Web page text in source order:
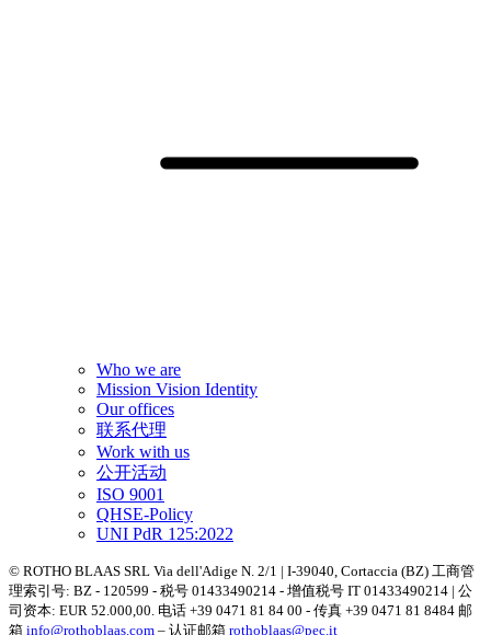
Who we are
Mission Vision Identity
Our offices
联系代理
Work with us
公开活动
ISO 9001
QHSE-Policy
UNI PdR 125:2022
© ROTHO BLAAS SRL Via dell'Adige N. 2/1 | I-39040, Cortaccia (BZ) 工商管
理索引号: BZ - 120599 - 税号 01433490214 - 增值税号 IT 01433490214 | 公
司资本: EUR 52.000,00. 电话 +39 0471 81 84 00 - 传真 +39 0471 81 8484 邮
箱 info@rothoblaas.com – 认证邮箱 rothoblaas@pec.it